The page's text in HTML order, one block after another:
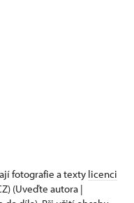
fotografie a texty licenci
(Uveďte autora |